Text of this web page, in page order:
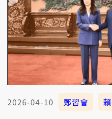
2026-04-10 鄭習會